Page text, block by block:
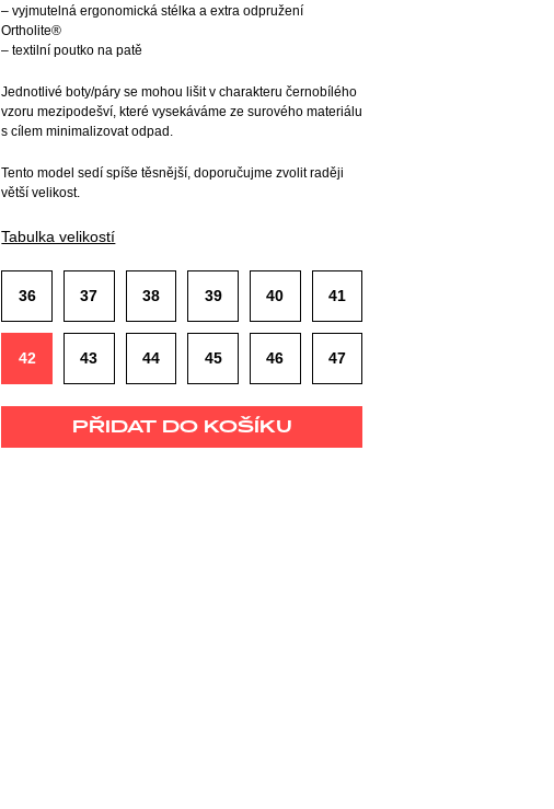
– vyjmutelná ergonomická stélka a extra odpružení
Ortholite®
– textilní poutko na patě
Jednotlivé boty/páry se mohou lišit v charakteru černobílého
vzoru mezipodešví, které vysekáváme ze surového materiálu
s cílem minimalizovat odpad.
Tento model sedí spíše těsnější, doporučujme zvolit raději
větší velikost.
Tabulka velikostí
36 37 38 39 40 41
42 43 44 45 46 47
PŘIDAT DO KOŠÍKU